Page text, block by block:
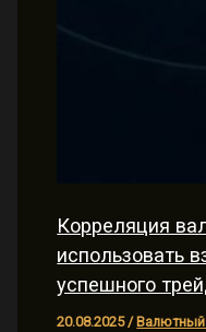
Корреляция
использовать
успешного
20.08.2025/